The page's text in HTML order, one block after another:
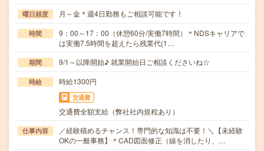
曜日頻度 月～金＊週4日勤務もご相談可能です！
時間
9：00～17：00（休憩60分/実働7時間）＊NDSキャリアで
は実働7.5時間を超えたら残業代(1…
期間 9/1～以降開始♪ 就業開始日ご相談くださいね☆
時給 時給1300円
交通費
交通費全額支給（弊社社内規程あり）
仕事内容
／経験積めるチャンス！専門的な知識は不要！＼【未経験
OKの一般事務】＊CAD図面修正（線を消したり、…